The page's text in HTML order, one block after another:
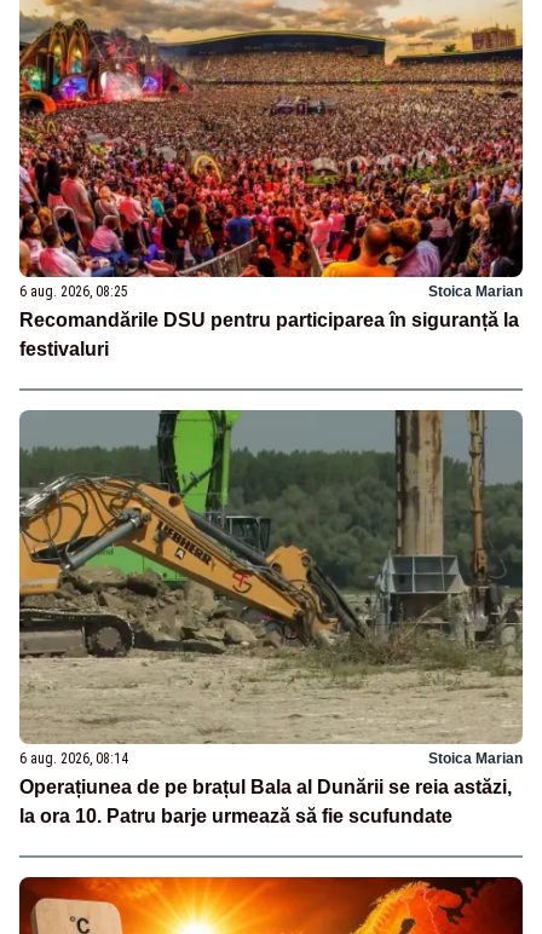
6 aug. 2026, 08:25 Stoica Marian
Recomandările DSU pentru participarea în siguranță la
festivaluri
6 aug. 2026, 08:14 Stoica Marian
Operațiunea de pe brațul Bala al Dunării se reia astăzi,
la ora 10. Patru barje urmează să fie scufundate